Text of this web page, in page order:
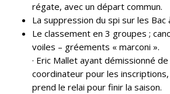
régate, avec un départ commun.
La suppression du spi sur les Bac
Le classement en 3 groupes ;
voiles – gréements « marconi ».
· Eric Mallet ayant démissionné
coordinateur pour les inscriptions,
prend le relai pour finir la saison.